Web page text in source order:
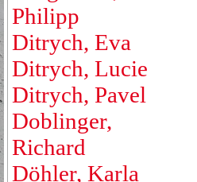
Philipp
Ditrych, Eva
Ditrych, Lucie
Ditrych, Pavel
Doblinger,
Richard
Döhler, Karla